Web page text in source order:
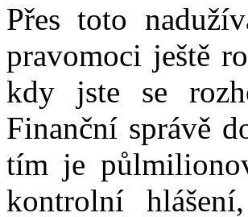
Přes toto
pravomoci ještě
kdy jste se
Finanční správě
tím je
kontrolní